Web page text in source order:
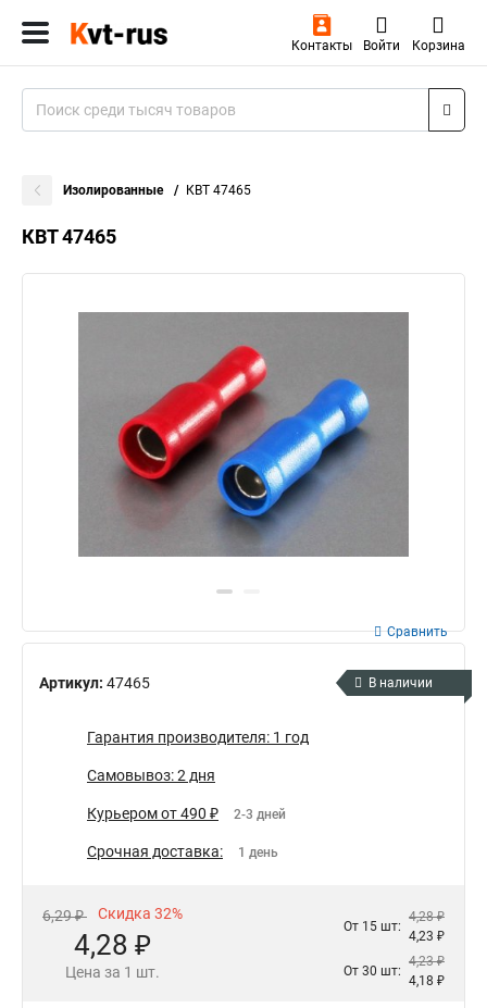
Контакты Войти Корзина
Изолированные КВТ 47465
КВТ 47465
Артикул: 47465
Сравнить
В наличии
Гарантия производителя: 1 год
Самовывоз: 2 дня
Курьером от 490 ₽ 2-3 дней
Срочная доставка: 1 день
6,29 ₽ Скидка 32%
4,28 ₽
Цена за 1 шт.
От 15 шт:
4,28 ₽
4,23 ₽
От 30 шт:
4,23 ₽
4,18 ₽